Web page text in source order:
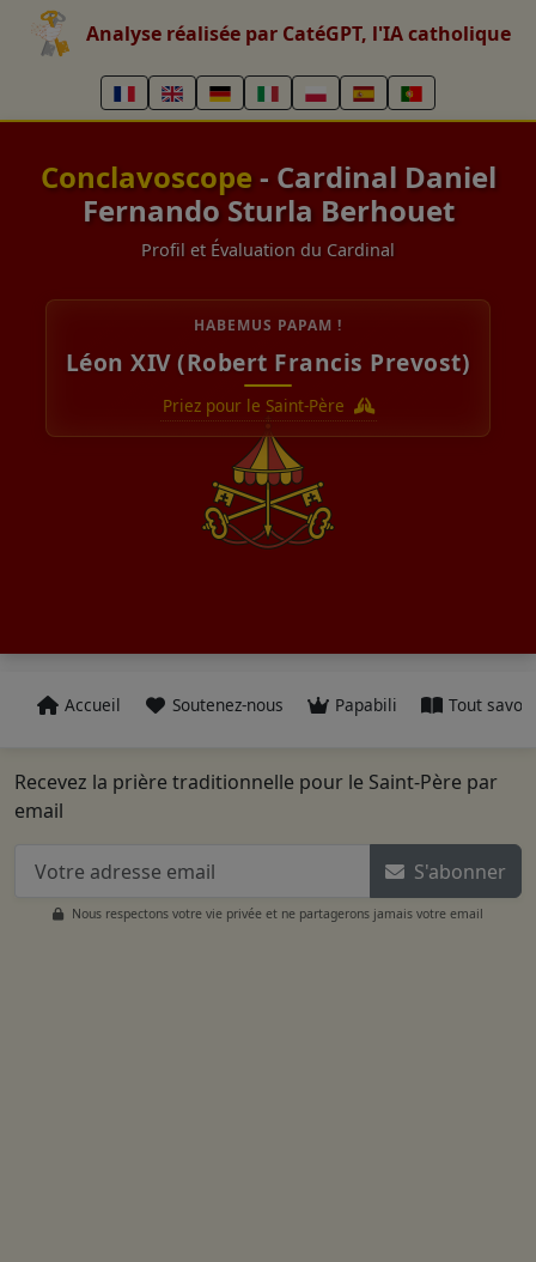
Analyse réalisée par CatéGPT, l'IA catholique
Conclavoscope - Cardinal Daniel
Fernando Sturla Berhouet
Profil et Évaluation du Cardinal
HABEMUS PAPAM !
Léon XIV (Robert Francis Prevost)
Priez pour le Saint-Père
Accueil Soutenez-nous Papabili Tout savoir
Recevez la prière traditionnelle pour le Saint-Père par
email
S'abonner
Nous respectons votre vie privée et ne partagerons jamais votre email